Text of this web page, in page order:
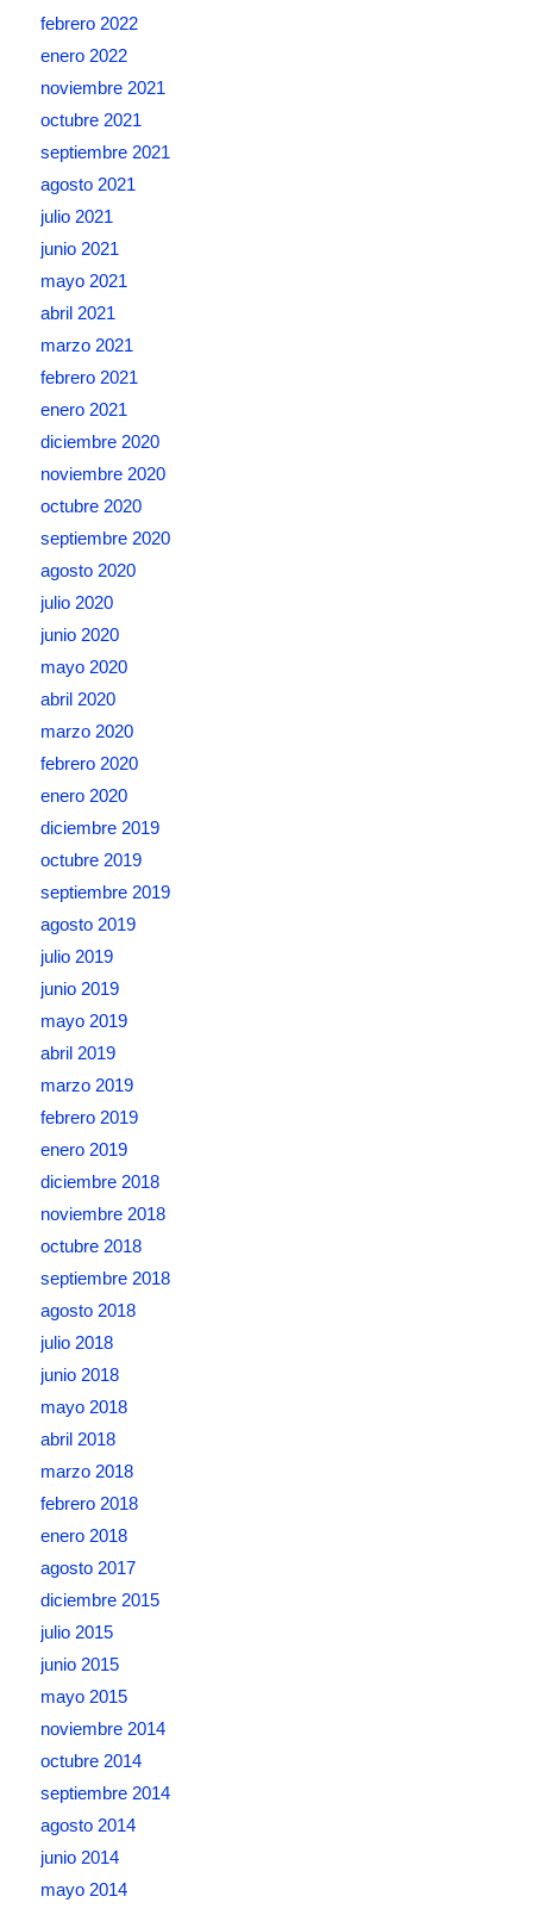
febrero 2022
enero 2022
noviembre 2021
octubre 2021
septiembre 2021
agosto 2021
julio 2021
junio 2021
mayo 2021
abril 2021
marzo 2021
febrero 2021
enero 2021
diciembre 2020
noviembre 2020
octubre 2020
septiembre 2020
agosto 2020
julio 2020
junio 2020
mayo 2020
abril 2020
marzo 2020
febrero 2020
enero 2020
diciembre 2019
octubre 2019
septiembre 2019
agosto 2019
julio 2019
junio 2019
mayo 2019
abril 2019
marzo 2019
febrero 2019
enero 2019
diciembre 2018
noviembre 2018
octubre 2018
septiembre 2018
agosto 2018
julio 2018
junio 2018
mayo 2018
abril 2018
marzo 2018
febrero 2018
enero 2018
agosto 2017
diciembre 2015
julio 2015
junio 2015
mayo 2015
noviembre 2014
octubre 2014
septiembre 2014
agosto 2014
junio 2014
mayo 2014